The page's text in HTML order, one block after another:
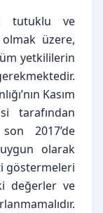
tutuklu ve
üzere,
yetkililerin
Kasım
tarafından
2017’de
olarak
göstermeleri
değerler ve